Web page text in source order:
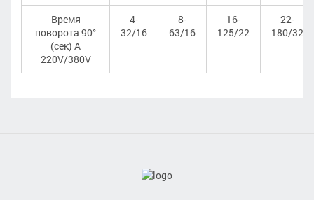
Время
поворота 90°
(сек) А
220V/380V
4-
32/16
8-
63/16
16-
125/22
22-
180/32